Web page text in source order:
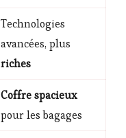
Technologies
avancées, plus
riches
Coffre spacieux
pour les bagages